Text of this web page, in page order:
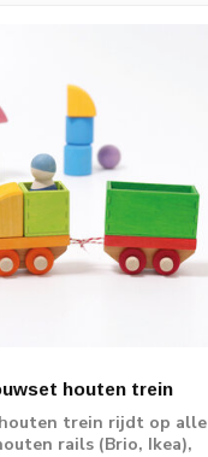
houten trein
houten trein rijdt op alle
rails (Brio, Ikea),